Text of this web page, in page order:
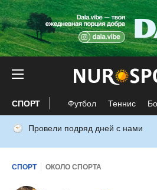
СПОРТ Футбол Теннис
Провели подряд дней с нами
СПОРТ ОКОЛО СПОРТА